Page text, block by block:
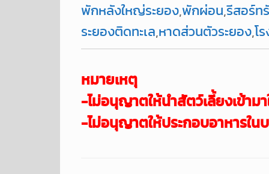
พักหลังใหญ่ระยอง,พักผ่อน,รีสอร์ท
ระยองติดทะเล,หาดส่วนตัวระยอง,โ
หมายเหตุ
-ไม่อนุญาตให้นำสัตว์เลี้ยงเข้าม
-ไม่อนุญาตให้ประกอบอาหารใน